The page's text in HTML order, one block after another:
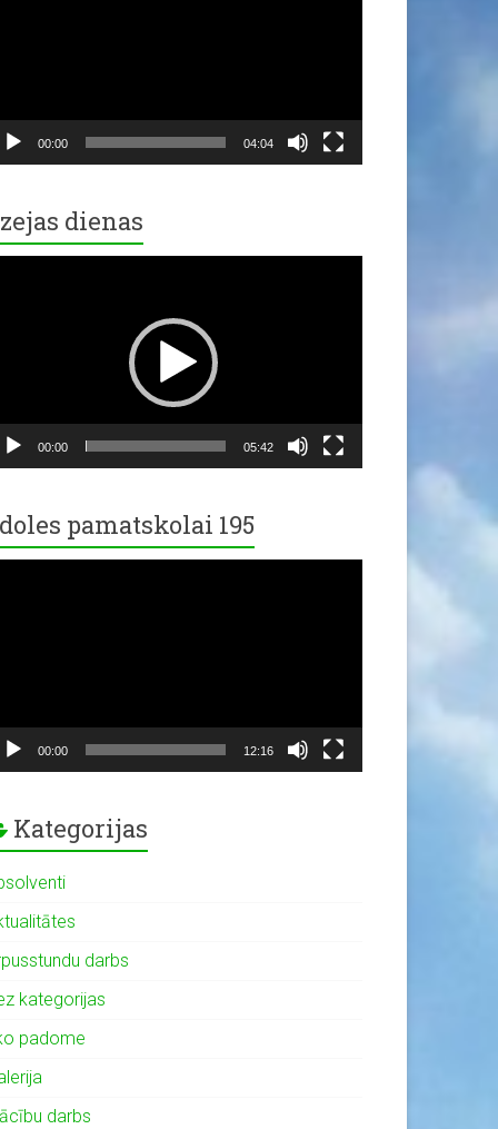
00:00 04:04
dienas
00:00 05:42
pamatskolai 195
00:00 12:16
Kategorijas
darbs
kategorijas
padome
darbs